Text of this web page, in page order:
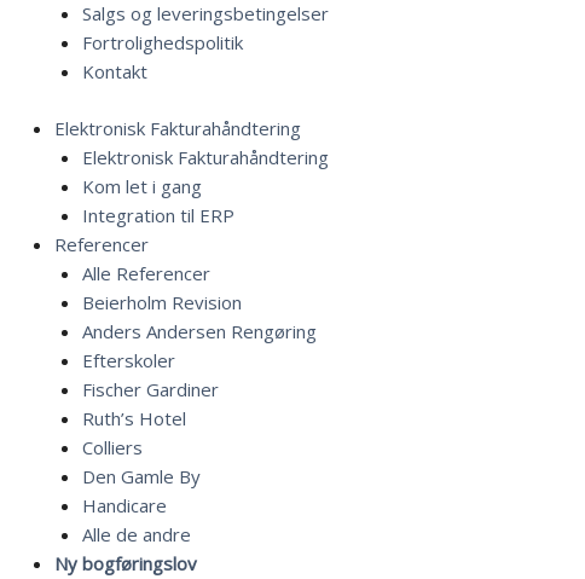
Salgs og leveringsbetingelser
Fortrolighedspolitik
Kontakt
Elektronisk Fakturahåndtering
Elektronisk Fakturahåndtering
Kom let i gang
Integration til ERP
Referencer
Alle Referencer
Beierholm Revision
Anders Andersen Rengøring
Efterskoler
Fischer Gardiner
Ruth’s Hotel
Colliers
Den Gamle By
Handicare
Alle de andre
Ny bogføringslov